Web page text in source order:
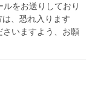
をお送りしており
、恐れ入ります
いますよう、お願